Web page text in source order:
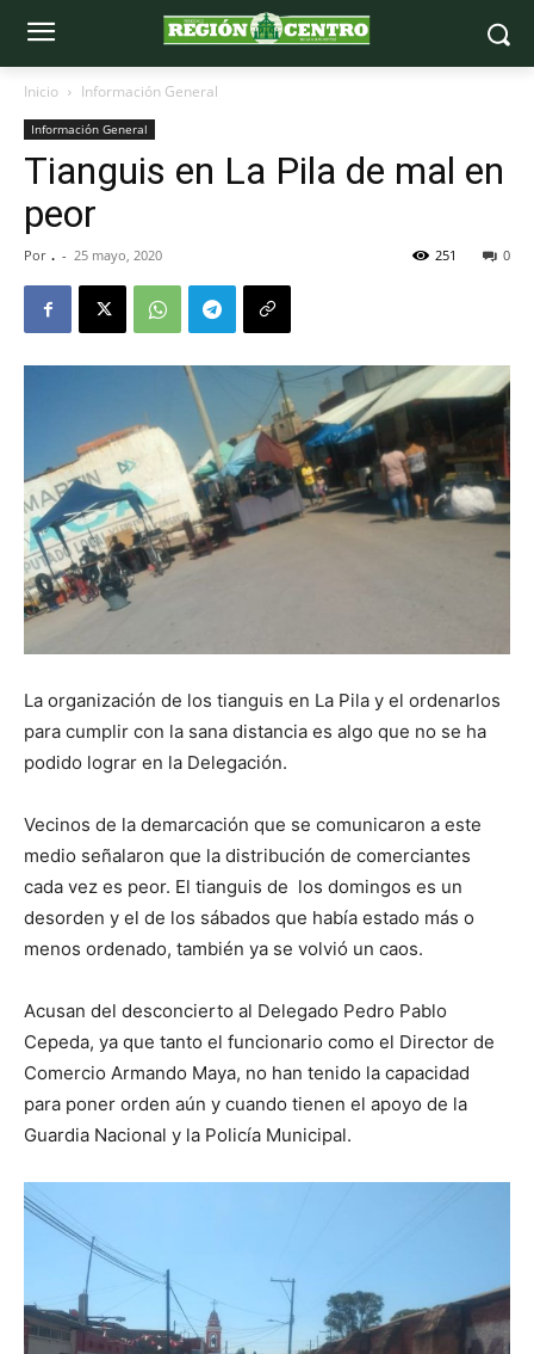
Inicio Información General
Información General
Tianguis en La Pila de mal en
peor
Por . - 25 mayo, 2020 0
251
La organización de los tianguis en La Pila y el ordenarlos
para cumplir con la sana distancia es algo que no se ha
podido lograr en la Delegación.
Vecinos de la demarcación que se comunicaron a este
medio señalaron que la distribución de comerciantes
cada vez es peor. El tianguis de los domingos es un
desorden y el de los sábados que había estado más o
menos ordenado, también ya se volvió un caos.
Acusan del desconcierto al Delegado Pedro Pablo
Cepeda, ya que tanto el funcionario como el Director de
Comercio Armando Maya, no han tenido la capacidad
para poner orden aún y cuando tienen el apoyo de la
Guardia Nacional y la Policía Municipal.